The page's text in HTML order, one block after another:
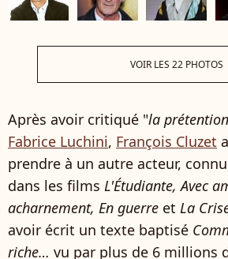
VOIR LES 22 PHOTOS
Après avoir critiqué "la
Fabrice Luchini, François Cluzet
prendre à un autre acteur,
dans les films L'Étudiante, Avec
acharnement, En guerre et La
avoir écrit un texte baptisé
riche… vu par plus de 6 millions